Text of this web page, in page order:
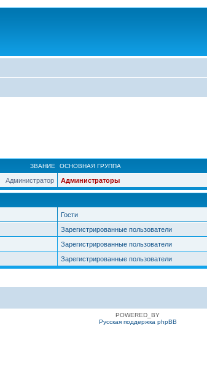
ЗВАНИЕ ОСНОВНАЯ ГРУППА
Администратор Администраторы
Гости
Зарегистрированные пользователи
Зарегистрированные пользователи
Зарегистрированные пользователи
POWERED_BY
Русская поддержка phpBB